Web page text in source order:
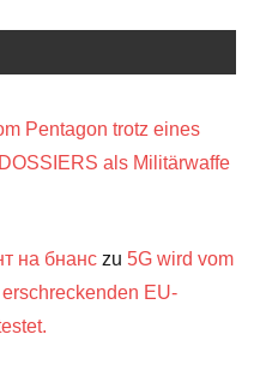
Pentagon trotz eines
als Militärwaffe
на бнанс zu 5G wird vom
EU-